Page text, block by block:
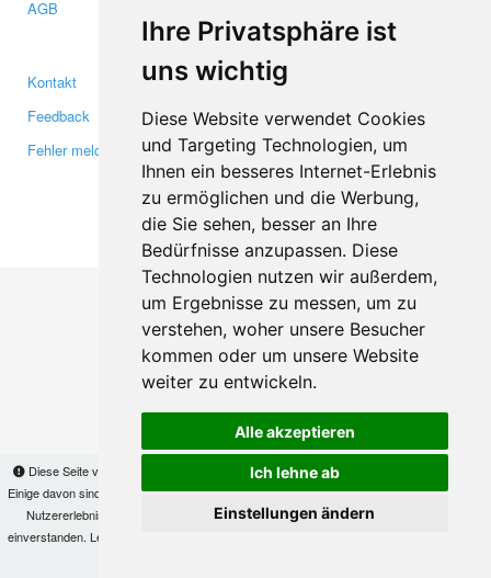
Ihre Privatsphäre ist
uns wichtig
Diese Website verwendet Cookies
und Targeting Technologien, um
Ihnen ein besseres Internet-Erlebnis
zu ermöglichen und die Werbung,
die Sie sehen, besser an Ihre
Bedürfnisse anzupassen. Diese
Technologien nutzen wir außerdem,
um Ergebnisse zu messen, um zu
verstehen, woher unsere Besucher
kommen oder um unsere Website
weiter zu entwickeln.
Alle akzeptieren
Ich lehne ab
Einstellungen ändern
Diese Seite verwendet Cookies, um Informationen auf Ihrem Computer zu speichern.
Einige davon sind notwendig, damit unsere Seite funktioniert, andere helfen uns dabei, das
Nutzererlebnis zu verbessern. Mit der Nutzung dieser Seite erklären Sie sich damit
einverstanden. Lesen Sie unsere
AGB
Medien
Kontakt
Feedback
Fehler melden
Facebook
Twitter
YouTube
Google+
Makis© Copyright 2026